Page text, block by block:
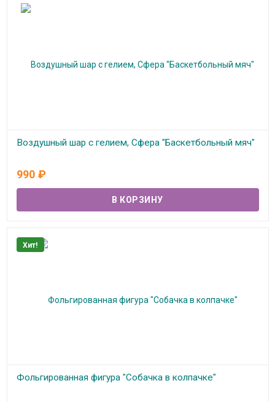
Воздушный шар с гелием, Сфера "Баскетбольный мяч"
990 ₽
Хит!
Фольгированная фигура "Собачка в колпачке"